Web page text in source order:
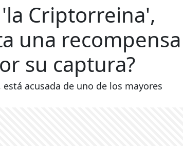
Criptorreina',
una recompensa
su captura?
acusada de uno de los mayores